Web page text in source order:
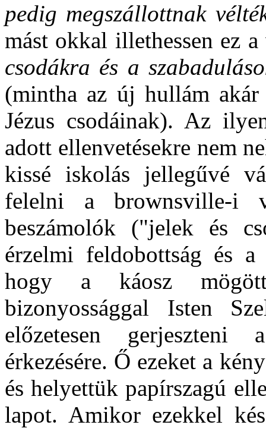
pedig megszállottnak
mást okkal illethessen ez
csodákra és a
(mintha az új hullám
Jézus csodáinak). Az
adott ellenvetésekre nem
kissé iskolás jellegűvé
felelni a brownsville-i
beszámolók ("jelek és
érzelmi feldobottság és
hogy a káosz
bizonyossággal Isten
előzetesen
érkezésére. Ő ezeket a
és helyettük papírszagú
lapot. Amikor ezekkel